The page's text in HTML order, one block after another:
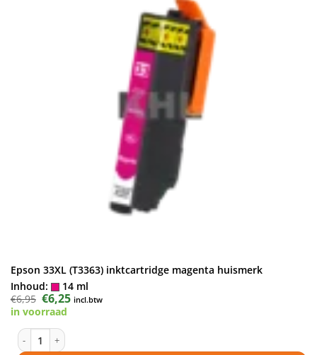
Epson 33XL (T3363) inktcartridge magenta huismerk
Inhoud:
14 ml
€6,95 Oorspronkelijke
prijs
was:
€6,25Huidige
prijs
incl.btw
in voorraad
Epson 33XL (T3363) inktcartridge magenta huismerk aantal